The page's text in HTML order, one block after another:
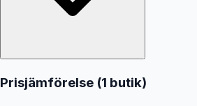
Prisjämförelse (1 butik)